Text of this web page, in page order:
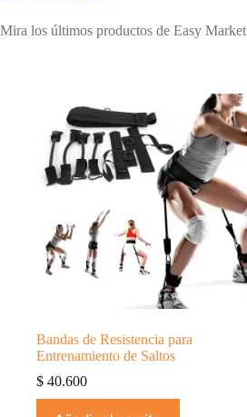
Mira los últimos productos de Easy Market
Bandas de Resistencia para
Entrenamiento de Saltos
$ 40.600